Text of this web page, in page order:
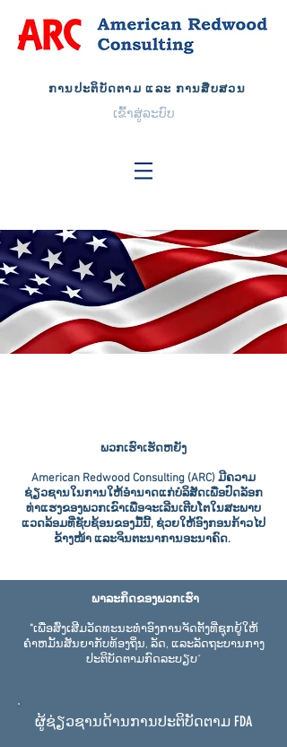
ການປະຕິບັດຕາມ ແລະ ການສືບສວນ
ເຂົ້າ​ສູ່​ລະ​ບົບ
ພວກ​ເຮົາ​ເຮັດ​ຫຍັງ
American Redwood Consulting (ARC) ມີຄວາມ
ຊ່ຽວຊານໃນການໃຫ້ອຳນາດແກ່ບໍລິສັດເພື່ອປົດລັອກ
ທ່າແຮງຂອງພວກເຂົາເພື່ອຈະເລີນເຕີບໂຕໃນສະພາບ
ແວດລ້ອມທີ່ຊັບຊ້ອນຂອງມື້ນີ້, ຊ່ວຍໃຫ້ອົງກອນກ້າວໄປ
ຂ້າງໜ້າ ແລະຈິນຕະນາການອະນາຄົດ.
ພາລະກິດຂອງພວກເຮົາ
"ເພື່ອສົ່ງເສີມວັດທະນະທໍາອົງການຈັດຕັ້ງທີ່ຊຸກຍູ້ໃຫ້
ຄໍາຫມັ້ນສັນຍາກັບທ້ອງຖິ່ນ, ລັດ, ແລະລັດຖະບານກາງ
ປະຕິບັດຕາມກົດລະບຽບ"
ຜູ້ຊ່ຽວຊານດ້ານການປະຕິບັດຕາມ FDA